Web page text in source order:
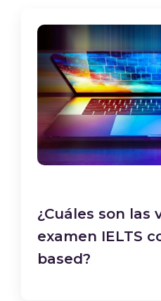
¿Cuáles son las
examen IELTS
based?